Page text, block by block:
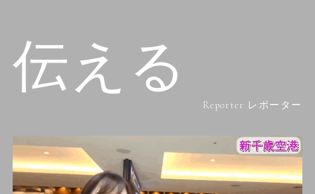
伝える
Reporter レポーター